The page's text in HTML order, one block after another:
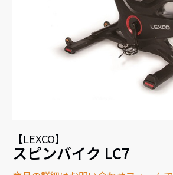
【LEXCO】
スピンバイク LC7